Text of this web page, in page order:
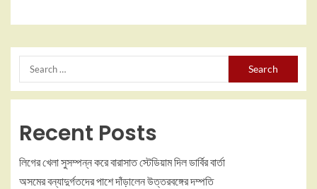
Recent Posts
লিগের খেলা সুসম্পন্ন করে বারাসাত স্টেডিয়াম দিল ডার্বির বার্তা
অসমের বন্যাদুর্গতদের পাশে দাঁড়ালেন উত্তরবঙ্গের দম্পতি